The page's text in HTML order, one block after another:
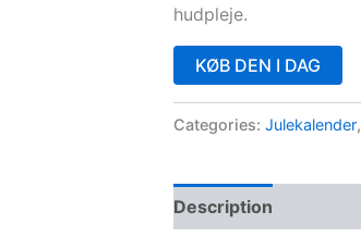
hudpleje.
KØB DEN I DAG
Categories: Julekalender,
Description